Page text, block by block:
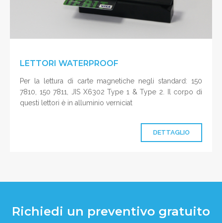
LETTORI WATERPROOF
Per la lettura di carte magnetiche negli standard: 150
7810, 150 7811, JIS X6302 Type 1 & Type 2. Il corpo di
questi lettori è in alluminio verniciat
DETTAGLIO
Richiedi un preventivo gratuito